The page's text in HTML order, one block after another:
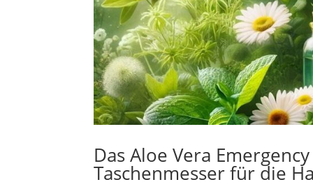
Das Aloe Vera
Taschenmesser für die